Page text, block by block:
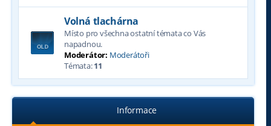
Volná tlachárna
Místo pro všechna ostatní témata co Vás
napadnou.
Moderátor: Moderátoři
Témata:11
Informace